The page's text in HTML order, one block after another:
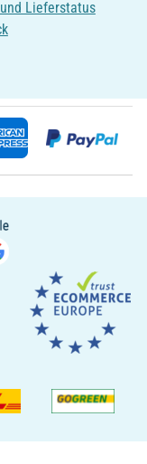
Lieferstatus